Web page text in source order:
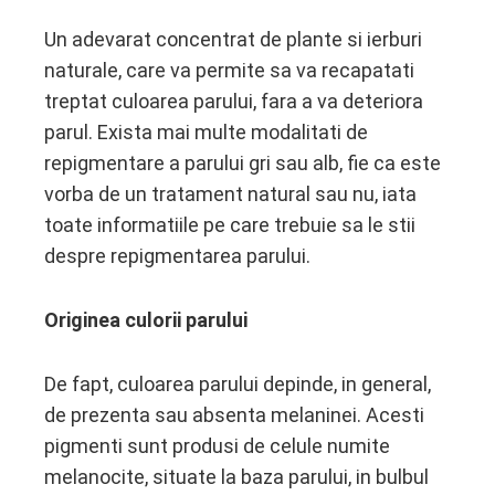
Un adevarat concentrat de plante si ierburi
naturale, care va permite sa va recapatati
treptat culoarea parului, fara a va deteriora
parul. Exista mai multe modalitati de
repigmentare a parului gri sau alb, fie ca este
vorba de un tratament natural sau nu, iata
toate informatiile pe care trebuie sa le stii
despre repigmentarea parului.
Originea culorii parului
De fapt, culoarea parului depinde, in general,
de prezenta sau absenta melaninei. Acesti
pigmenti sunt produsi de celule numite
melanocite, situate la baza parului, in bulbul